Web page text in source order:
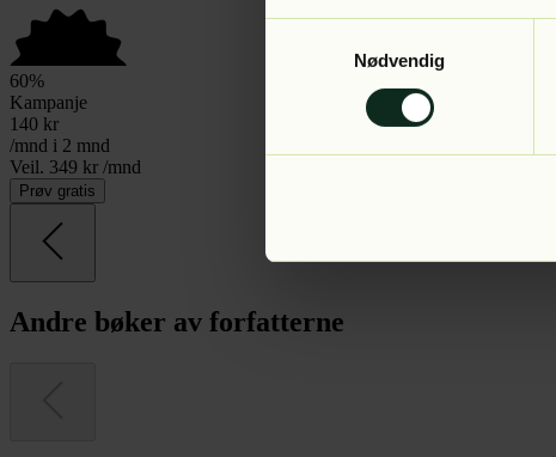
Nødvendig
60%
Kampanje
140 kr
/mnd i 2 mnd
Veil. 349 kr /mnd
Prøv gratis
Andre bøker av forfatterne